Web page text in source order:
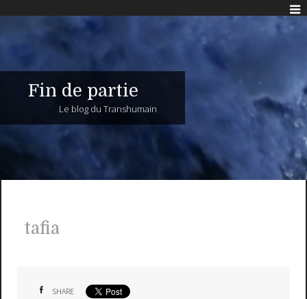
Fin de partie
Le blog du Transhumain
tafia
SHARE